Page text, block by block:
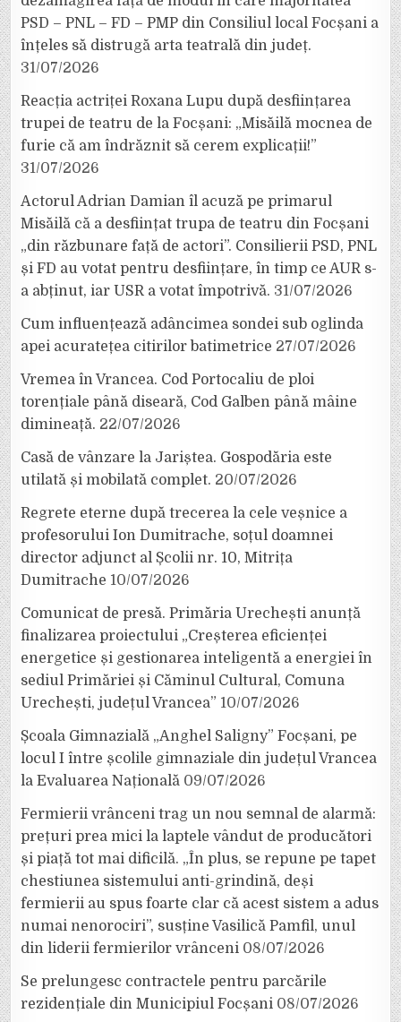
PSD – PNL – FD – PMP din Consiliul local Focșani a
înțeles să distrugă arta teatrală din județ.
31/07/2026
Reacția actriței Roxana Lupu după desființarea
trupei de teatru de la Focșani: „Misăilă mocnea de
furie că am îndrăznit să cerem explicații!”
31/07/2026
Actorul Adrian Damian îl acuză pe primarul
Misăilă că a desființat trupa de teatru din Focșani
„din răzbunare față de actori”. Consilierii PSD, PNL
și FD au votat pentru desființare, în timp ce AUR s-
a abținut, iar USR a votat împotrivă. 31/07/2026
Cum influențează adâncimea sondei sub oglinda
apei acuratețea citirilor batimetrice 27/07/2026
Vremea în Vrancea. Cod Portocaliu de ploi
torențiale până diseară, Cod Galben până mâine
dimineață. 22/07/2026
Casă de vânzare la Jariștea. Gospodăria este
utilată și mobilată complet. 20/07/2026
Regrete eterne după trecerea la cele veșnice a
profesorului Ion Dumitrache, soțul doamnei
director adjunct al Școlii nr. 10, Mitrița
Dumitrache 10/07/2026
Comunicat de presă. Primăria Urechești anunță
finalizarea proiectului „Creșterea eficienței
energetice și gestionarea inteligentă a energiei în
sediul Primăriei și Căminul Cultural, Comuna
Urechești, județul Vrancea” 10/07/2026
Școala Gimnazială „Anghel Saligny” Focșani, pe
locul I între școlile gimnaziale din județul Vrancea
la Evaluarea Națională 09/07/2026
Fermierii vrânceni trag un nou semnal de alarmă:
prețuri prea mici la laptele vândut de producători
și piață tot mai dificilă. „În plus, se repune pe tapet
chestiunea sistemului anti-grindină, deși
fermierii au spus foarte clar că acest sistem a adus
numai nenorociri”, susține Vasilică Pamfil, unul
din liderii fermierilor vrânceni 08/07/2026
Se prelungesc contractele pentru parcările
rezidențiale din Municipiul Focșani 08/07/2026